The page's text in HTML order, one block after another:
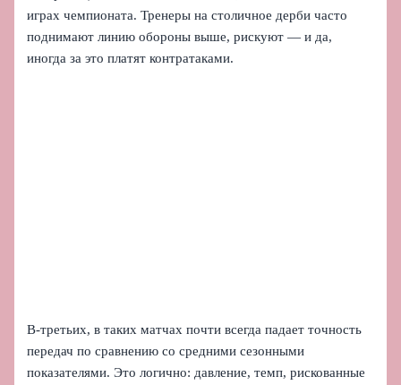
играх чемпионата. Тренеры на столичное дерби часто
поднимают линию обороны выше, рискуют — и да,
иногда за это платят контратаками.
В‑третьих, в таких матчах почти всегда падает точность
передач по сравнению со средними сезонными
показателями. Это логично: давление, темп, рискованные